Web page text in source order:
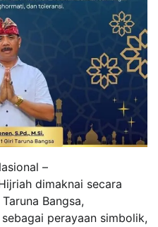
–
dimaknai secara
Bangsa,
perayaan simbolik,